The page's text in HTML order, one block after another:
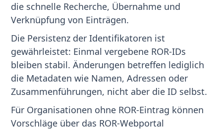
die schnelle Recherche, Übernahme und
Verknüpfung von Einträgen.
Die Persistenz der Identifikatoren ist
gewährleistet: Einmal vergebene ROR-IDs
bleiben stabil. Änderungen betreffen lediglich
die Metadaten wie Namen, Adressen oder
Zusammenführungen, nicht aber die ID selbst.
Für Organisationen ohne ROR-Eintrag können
Vorschläge über das ROR-Webportal